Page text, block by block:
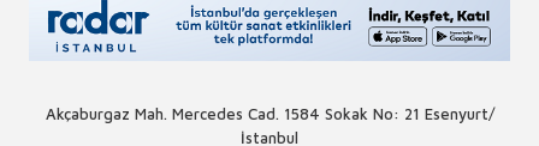
Akçaburgaz Mah. Mercedes Cad. 1584 Sokak No: 21 Esenyurt/
İstanbul